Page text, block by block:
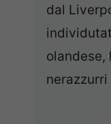
dal
olandese,
nerazzurri